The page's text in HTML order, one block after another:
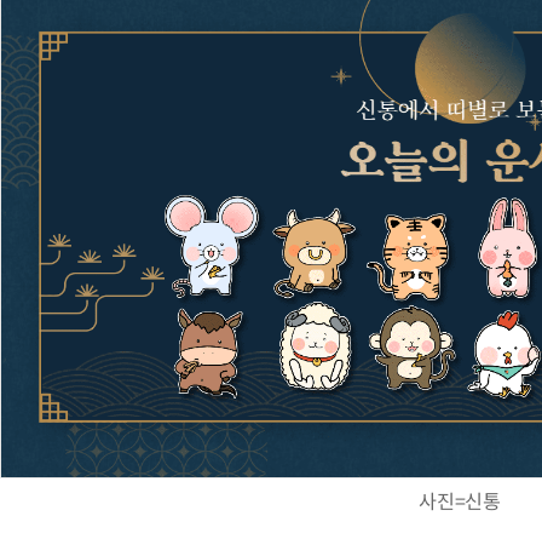
사진=신통